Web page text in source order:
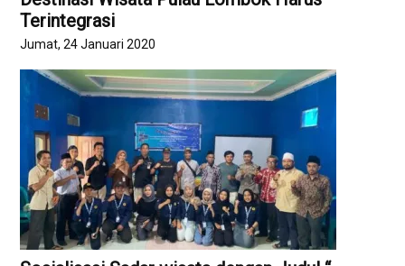
Terintegrasi
Jumat, 24 Januari 2020